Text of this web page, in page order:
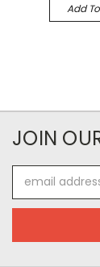
Add
JOIN
Address